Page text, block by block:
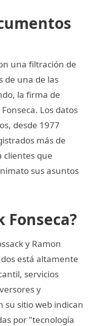
una filtración de
de una de las
la firma de
Los datos
desde 1977
más de
clientes que
sus asuntos
Fonseca?
y Ramon
está altamente
servicios
y
su sitio web indican
por "tecnología